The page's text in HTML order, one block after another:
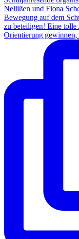
Orientierung